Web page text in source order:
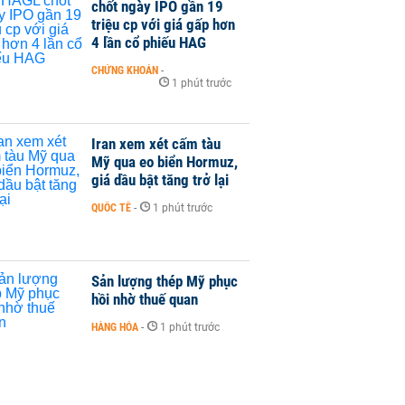
chốt ngày IPO gần 19
triệu cp với giá gấp hơn
4 lần cổ phiếu HAG
CHỨNG KHOÁN -
1 phút trước
Iran xem xét cấm tàu
Mỹ qua eo biển Hormuz,
giá dầu bật tăng trở lại
QUỐC TẾ - 1 phút trước
Sản lượng thép Mỹ phục
hồi nhờ thuế quan
HÀNG HÓA - 1 phút trước